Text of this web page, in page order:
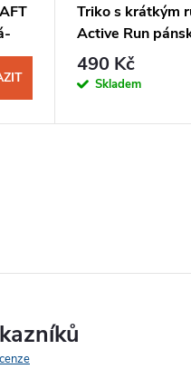
Triko s krátkým
Active Run
490 Kč
Skladem